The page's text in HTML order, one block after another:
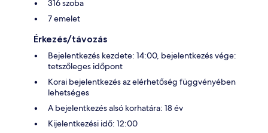
316 szoba
7 emelet
Érkezés/távozás
Bejelentkezés kezdete: 14:00, bejelentkezés vége:
tetszőleges időpont
Korai bejelentkezés az elérhetőség függvényében
lehetséges
A bejelentkezés alsó korhatára: 18 év
Kijelentkezési idő: 12:00